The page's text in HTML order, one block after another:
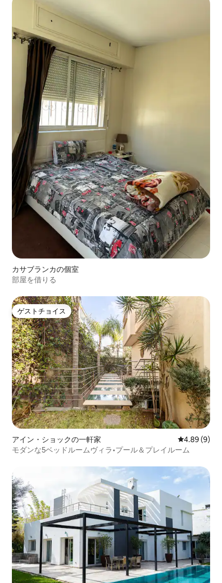
カサブランカの個室
部屋を借りる
ゲストチョイス
ゲストチョイス
アイン・ショックの一軒家 レビュー9件
4.89 (9)
モダンな5ベッドルームヴィラ•プール＆プレイルーム